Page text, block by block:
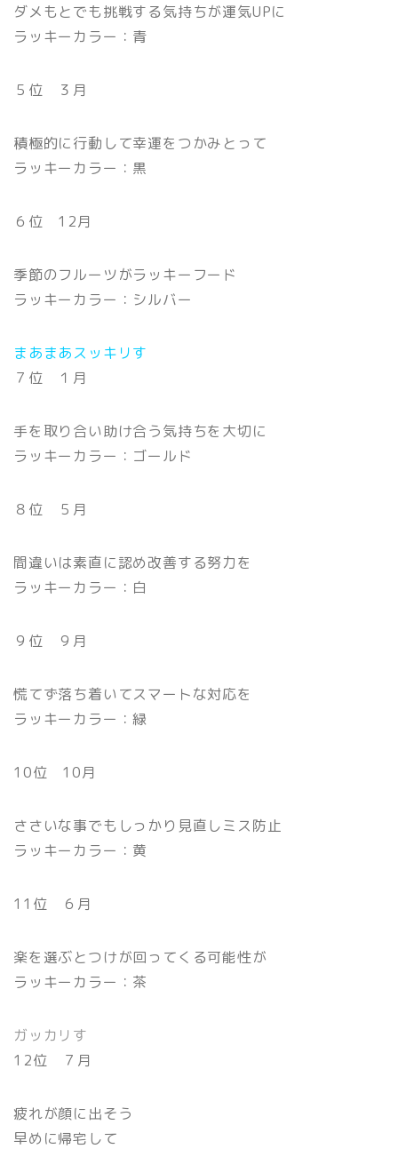
ダメもとでも挑戦する気持ちが運気UPに
ラッキーカラー：青
５位 ３月
積極的に行動して幸運をつかみとって
ラッキーカラー：黒
６位 12月
季節のフルーツがラッキーフード
ラッキーカラー：シルバー
まあまあスッキリす
７位 １月
手を取り合い助け合う気持ちを大切に
ラッキーカラー：ゴールド
８位 ５月
間違いは素直に認め改善する努力を
ラッキーカラー：白
９位 ９月
慌てず落ち着いてスマートな対応を
ラッキーカラー：緑
10位 10月
ささいな事でもしっかり見直しミス防止
ラッキーカラー：黄
11位 ６月
楽を選ぶとつけが回ってくる可能性が
ラッキーカラー：茶
ガッカリす
12位 ７月
疲れが顔に出そう
早めに帰宅して